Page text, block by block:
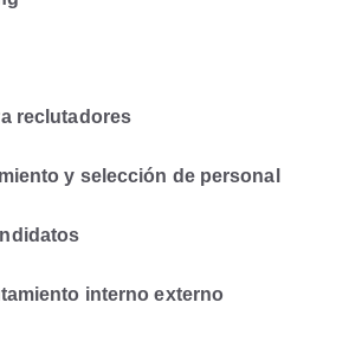
reclutadores
y selección de personal
interno externo